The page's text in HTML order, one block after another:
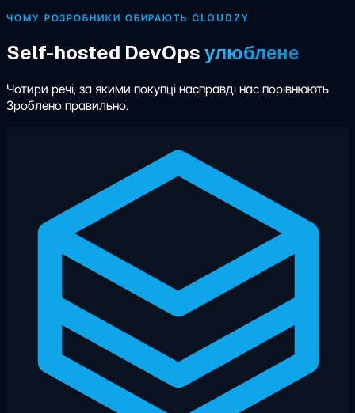
ЧОМУ РОЗРОБНИКИ ОБИРАЮТЬ CLOUDZY
Self-hosted DevOpsулюблене
Чотири речі, за якими покупці насправді нас порівнюють.
Зроблено правильно.